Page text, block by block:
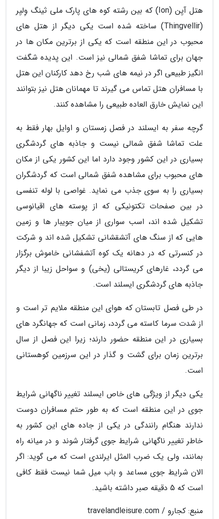
هتل آیِن (Ion) که بین رشته کوه های پارک ملی ثینگ وِلیِر
(Thingvellir) ساخته شده است یکی دیگر از هتل های
محبوب در این منطقه است که یکی از برترین مکان ها در
جهان برای تماشا شفق شمالی نیز است. این پدیده شگفت
انگیز طبیعی اگر در نیمه های شب رخ دهد کارکنان این هتل
با مسافران هتل تماس می گیرند تا مهمانان هتل نیز بتوانند
این نمایش خارق العاده طبیعی را مشاهده کنند.
گرچه سفر به ایسلند در فصل زمستان و اوایل بهار فقط به
علت تماشا شفق شمالی نیست و جاذبه های گردشگری
بسیاری در این کشور وجود دارد اما این کشور یکی از مکان
های محبوب برای مشاهده شفق شمالی است که گردشگران
بسیاری را به سوی جذب می نماید. غواصی با لوله تنفسی
در بین صفحات تکتونیکی که از پوسته های اقیانوسی
تشکیل شده اند، اسب سواری از میان جویبار ها و زمین
هایی که از سنگ های آتشقشانی تشکیل شده اند و شرکت
در کنسرتی که در دهانه یک کوه آتشفشانی خاموش برگزار
می گردد، غارهای کریستالی (یخی) و سواحل زیبا از دیگر
جاذبه های گردشگری ایسلند است.
در طی فصل تابستان که هوای این منطقه ملایم تر است و
از شدت سرما کاسته می گردد، زمانی است که جهانگرد های
بسیاری در این منطقه حضور دارند؛ زیرا این فصل از سال
برترین زمان برای گشت و گذار در این سرزمین کوهستانی
است.
یکی دیگر از ویژگی های خاص ایسلند تغییر ناگهانی شرایط
جوی در این منطقه است که به طور حتم مسافران دوست
ندارند هنگام رانندگی در یکی از جاده های این کشور به
خاطر تغییر ناگهانی شرایط جوی گرفتار شوند و در میانه راه
بمانند، ولی یک ضرب المثل ایرلندی است که می گوید: اگر
الان شرایط جوی مساعد و باب میل شما نیست فقط کافی
است که 5 دقیقه صبر داشته باشید.
منبع: کجارو / travelandleisure.com